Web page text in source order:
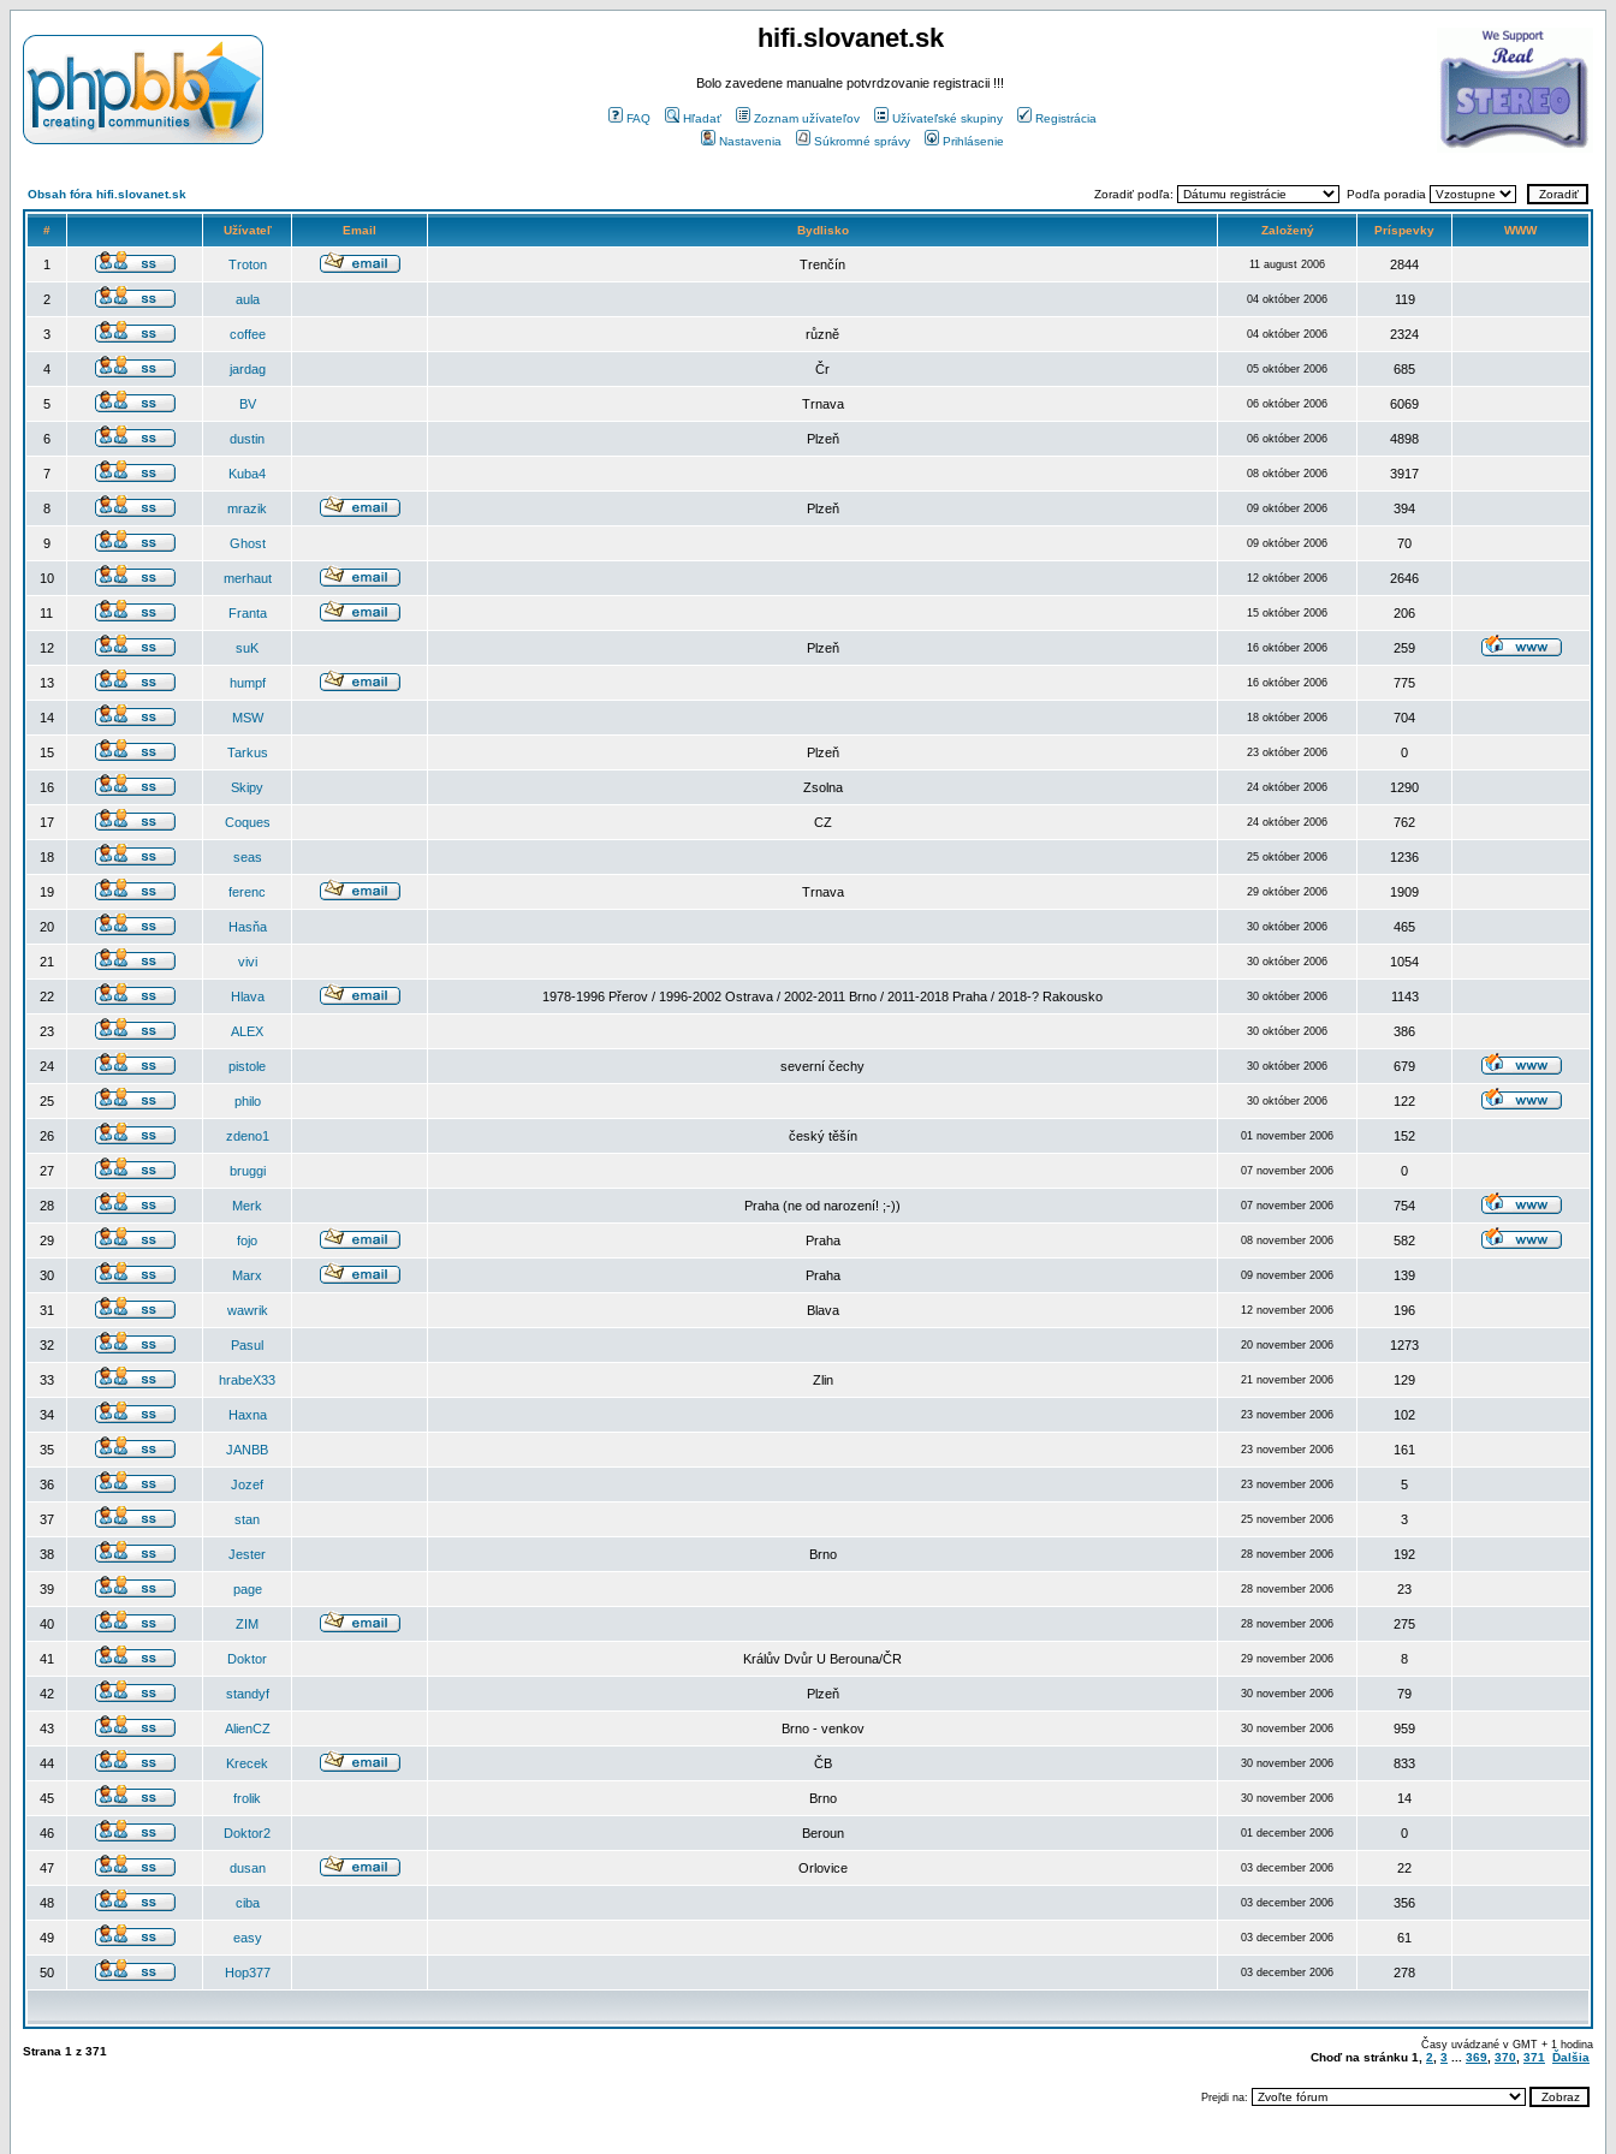
hifi.slovanet.sk
Bolo zavedene manualne potvrdzovanie registracii !!!
FAQ Hľadať Zoznam užívateľov Užívateľské skupiny
Registrácia
Nastavenia
Súkromné správy Prihlásenie
Obsah fóra hifi.slovanet.sk Zoradiť podľa: Podľa poradia
# Užívateľ Email Bydlisko Založený Príspevky WWW
1 Troton Trenčín 11 august 2006 2844
2 aula 04 október 2006 119
3 coffee různě 04 október 2006 2324
4 jardag Čr 05 október 2006 685
5 BV Trnava 06 október 2006 6069
6 dustin Plzeň 06 október 2006 4898
7 Kuba4 08 október 2006 3917
8 mrazik Plzeň 09 október 2006 394
9 Ghost 09 október 2006 70
10 merhaut 12 október 2006 2646
11 Franta 15 október 2006 206
12 suK Plzeň 16 október 2006 259
13 humpf 16 október 2006 775
14 MSW 18 október 2006 704
15 Tarkus Plzeň 23 október 2006 0
16 Skipy Zsolna 24 október 2006 1290
17 Coques CZ 24 október 2006 762
18 seas 25 október 2006 1236
19 ferenc Trnava 29 október 2006 1909
20 Hasňa 30 október 2006 465
21 vivi 30 október 2006 1054
22 Hlava 1978-1996 Přerov / 1996-2002 Ostrava / 2002-2011 Brno / 2011-2018 Praha / 2018-? Rakousko 30 október 2006 1143
23 ALEX 30 október 2006 386
24 pistole severní čechy 30 október 2006 679
25 philo 30 október 2006 122
26 zdeno1 český těšín 01 november 2006 152
27 bruggi 07 november 2006 0
28 Merk Praha (ne od narození! ;-)) 07 november 2006 754
29 fojo Praha 08 november 2006 582
30 Marx Praha 09 november 2006 139
31 wawrik Blava 12 november 2006 196
32 Pasul 20 november 2006 1273
33 hrabeX33 Zlin 21 november 2006 129
34 Haxna 23 november 2006 102
35 JANBB 23 november 2006 161
36 Jozef 23 november 2006 5
37 stan 25 november 2006 3
38 Jester Brno 28 november 2006 192
39 page 28 november 2006 23
40 ZIM 28 november 2006 275
41 Doktor Králův Dvůr U Berouna/ČR 29 november 2006 8
42 standyf Plzeň 30 november 2006 79
43 AlienCZ Brno - venkov 30 november 2006 959
44 Krecek ČB 30 november 2006 833
45 frolik Brno 30 november 2006 14
46 Doktor2 Beroun 01 december 2006 0
47 dusan Orlovice 03 december 2006 22
48 ciba 03 december 2006 356
49 easy 03 december 2006 61
50 Hop377 03 december 2006 278
Strana 1 z 371 Časy uvádzané v GMT + 1 hodina
Choď na stránku 1 2 3 369 370 371 Ďalšia
Prejdi na: